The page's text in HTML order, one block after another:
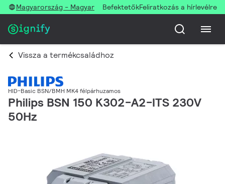
Magyarország - Magyar BefektetőkFeliratkozás a hírlevélre
Vissza a termékcsaládhoz
HID-Basic BSN/BMH MK4 félpárhuzamos
Philips BSN 150 K302-A2-ITS 230V
50Hz